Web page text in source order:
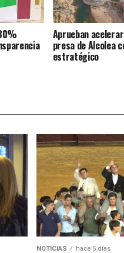
Aprueban
presa de Alcolea
estratégico
NOTICIAS hace 5 días